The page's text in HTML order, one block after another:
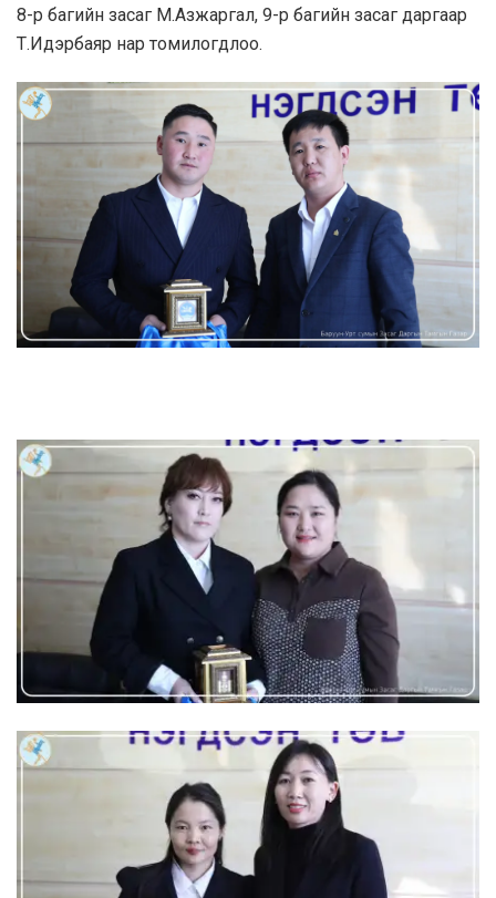
8-р багийн засаг М.Азжаргал, 9-р багийн засаг даргаар
Т.Идэрбаяр нар томилогдлоо.